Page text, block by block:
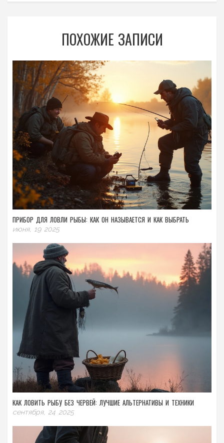
ПОХОЖИЕ ЗАПИСИ
ПРИБОР ДЛЯ ЛОВЛИ РЫБЫ: КАК ОН НАЗЫВАЕТСЯ И КАК ВЫБРАТЬ
июня, 19 2025
КАК ЛОВИТЬ РЫБУ БЕЗ ЧЕРВЕЙ: ЛУЧШИЕ АЛЬТЕРНАТИВЫ И ТЕХНИКИ
сентября, 24 2025